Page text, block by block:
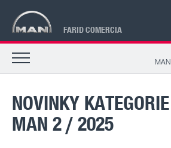
FARID COMERCIA
MAN
NOVINKY KATEGORIE SERVIS
MAN 2 / 2025